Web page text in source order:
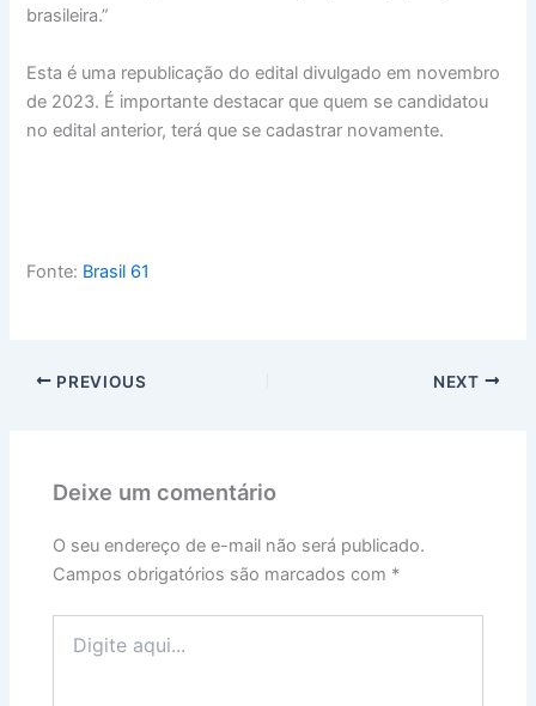
brasileira.”
Esta é uma republicação do edital divulgado em novembro
de 2023. É importante destacar que quem se candidatou
no edital anterior, terá que se cadastrar novamente.
Fonte: Brasil 61
PREVIOUS NEXT
Deixe um comentário
O seu endereço de e-mail não será publicado.
Campos obrigatórios são marcados com *
aqui...